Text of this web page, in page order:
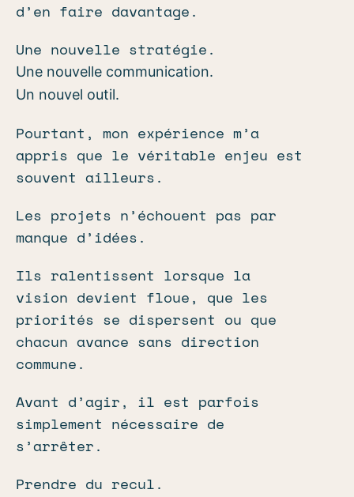
d’en faire davantage.
Une nouvelle stratégie.
Une nouvelle communication.
Un nouvel outil.
Pourtant, mon expérience m’a
appris que le véritable enjeu est
souvent ailleurs.
Les projets n’échouent pas par
manque d’idées.
Ils ralentissent lorsque la
vision devient floue, que les
priorités se dispersent ou que
chacun avance sans direction
commune.
Avant d’agir, il est parfois
simplement nécessaire de
s’arrêter.
Prendre du recul.